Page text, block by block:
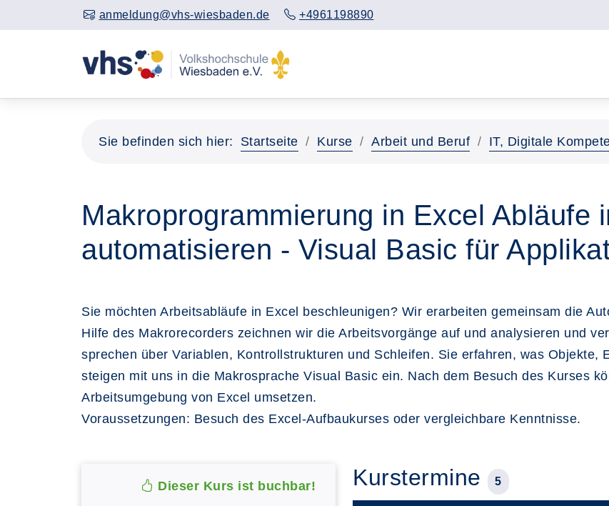
anmeldung@vhs-wiesbaden.de +4961198890
Sie befinden sich hier: Startseite Kurse Arbeit und Beruf IT, Digitale
Makroprogrammierung in Excel Abläufe
automatisieren - Visual Basic für
Sie möchten Arbeitsabläufe in Excel beschleunigen? Wir erarbeiten gemeinsam die
Hilfe des Makrorecorders zeichnen wir die Arbeitsvorgänge auf und analysieren und
sprechen über Variablen, Kontrollstrukturen und Schleifen. Sie erfahren, was Objekte,
steigen mit uns in die Makrosprache Visual Basic ein. Nach dem Besuch des Kurses
Arbeitsumgebung von Excel umsetzen.
Voraussetzungen: Besuch des Excel-Aufbaukurses oder vergleichbare Kenntnisse.
Dieser Kurs ist buchbar! Kurstermine 5